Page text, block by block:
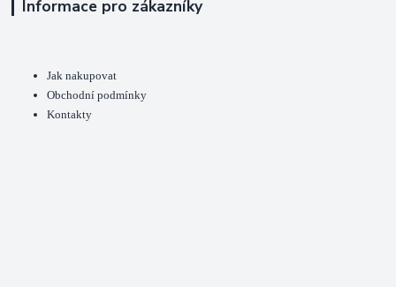
Informace pro zákazníky
Jak nakupovat
Obchodní podmínky
Kontakty